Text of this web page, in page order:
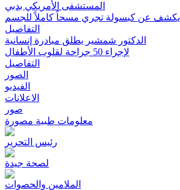
المستشفى الأمريكي بدبي
يكشف عن كبسولة تجري مسحاً كاملاً للجسم
التفاصيل
الدكتور شمشير يطلق مبادرة إنسانية
لإجراء 50 جراحة لقلوب الأطفال
التفاصيل
الصور
الفيديو
الاعلانات
صور
معلومات طبية مصورة
رئيس التحرير
لصحة جيدة
الملامين والحصوات